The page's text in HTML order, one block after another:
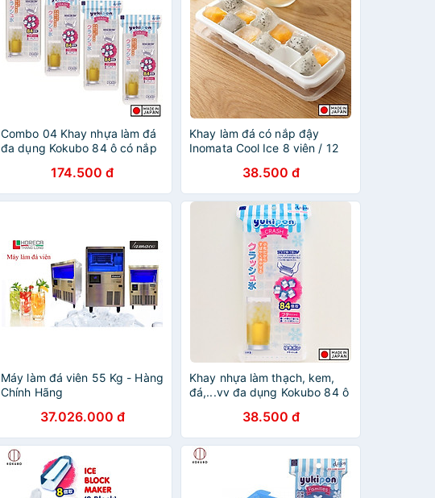
Combo 04 Khay nhựa làm đá
đa dụng Kokubo 84 ô có nắp
bụi - Nội địa Nhật Bản
174.500 đ
Khay làm đá có nắp đậy
Inomata Cool Ice 8 viên / 12
Nhật Bản |#Made in Japan
38.500 đ
Máy làm đá viên 55 Kg - Hàng
Chính Hãng
37.026.000 đ
Khay nhựa làm thạch, kem,
đá,...vv đa dụng Kokubo 84 ô
bám bụi - Nội địa Nhật Bản
38.500 đ